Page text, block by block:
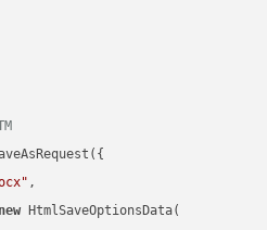
,
new HtmlSaveOptionsData(